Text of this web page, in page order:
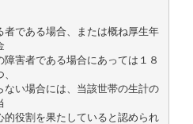
者である場合、または概ね厚生年
害者である場合にあっては１８
い場合には、当該世帯の生計の
役割を果たしていると認められ